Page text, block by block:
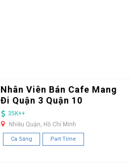
Nhân Viên Bán Cafe Mang
Đi Quận 3 Quận 10
35K++
Nhiều Quận, Hồ Chí Minh
Ca Sáng Part Time